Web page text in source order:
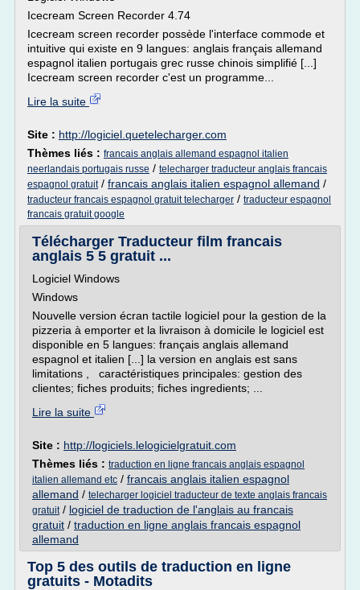
Icecream Screen Recorder 4.74
Icecream screen recorder possède l'interface commode et
intuitive qui existe en 9 langues: anglais français allemand
espagnol italien portugais grec russe chinois simplifié [...]
Icecream screen recorder c'est un programme...
Lire la suite
Site : http://logiciel.quetelecharger.com
Thèmes liés : francais anglais allemand espagnol italien
neerlandais portugais russe / telecharger traducteur anglais francais
espagnol gratuit/ francais anglais italien espagnol allemand /
traducteur francais espagnol gratuit telecharger / traducteur espagnol
francais gratuit google
Télécharger Traducteur film francais
anglais 5 5 gratuit ...
Logiciel Windows
Windows
Nouvelle version écran tactile logiciel pour la gestion de la
pizzeria à emporter et la livraison à domicile le logiciel est
disponible en 5 langues: français anglais allemand
espagnol et italien [...] la version en anglais est sans
limitations , caractéristiques principales: gestion des
clientes; fiches produits; fiches ingredients; ...
Lire la suite
Site : http://logiciels.lelogicielgratuit.com
Thèmes liés : traduction en ligne francais anglais espagnol
italien allemand etc / francais anglais italien espagnol
allemand / telecharger logiciel traducteur de texte anglais francais
gratuit/ logiciel de traduction de l'anglais au francais
gratuit / traduction en ligne anglais francais espagnol
allemand
Top 5 des outils de traduction en ligne
gratuits - Motadits